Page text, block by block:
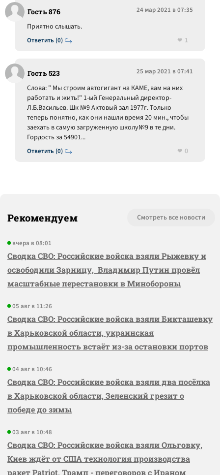
Гость 876 24 мар 2021 в 07:35
Ответить (0)
Приятно слышать.
1
Гость 523 25 мар 2021 в 07:41
Ответить (0)
Слова: " Мы строим автогигант на КАМЕ, вам на них
работать и жить!" 1-ый Генеральный директор-
Л.Б.Васильев. Шк №9 Актовый зал 1977г. Только
теперь понятно, как они нашли время 20 мин., чтобы
заехать в самую загруженную школу№9 в те дни.
Гордость за 54901...
0
Рекомендуем Смотреть все новости
вчера в 08:01
Сводка СВО: Российские войска взяли Рыжевку и
освободили Зарницу, Владимир Путин провёл
масштабные перестановки в Минобороны
05 авг в 11:26
Сводка СВО: Российские войска взяли Бикташевку
в Харьковской области, украинская
промышленность встаёт из-за остановки портов
04 авг в 10:46
Сводка СВО: Российские войска взяли два посёлка
в Харьковской области, Зеленский грезит о
победе до зимы
03 авг в 10:48
Сводка СВО: Российские войска взяли Ольговку,
Киев ждёт от США технология производства
ракет Patriot, Трамп - переговоров с Ираном